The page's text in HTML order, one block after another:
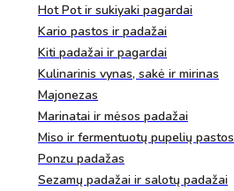
Hot Pot ir sukiyaki pagardai
Kario pastos ir padažai
Kiti padažai ir pagardai
Kulinarinis vynas, sakė ir mirinas
Majonezas
Marinatai ir mėsos padažai
Miso ir fermentuotų pupelių pastos
Ponzu padažas
Sezamų padažai ir salotų padažai